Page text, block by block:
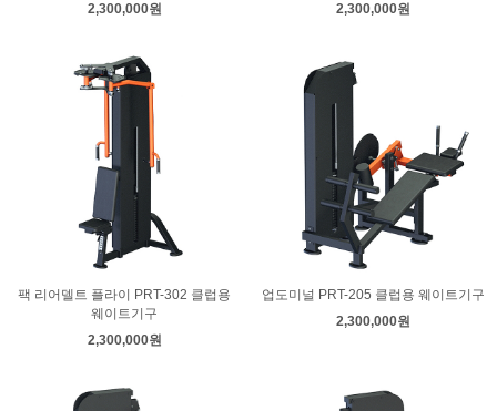
2,300,000원
2,300,000원
팩 리어델트 플라이 PRT-302 클럽용
웨이트기구
2,300,000원
업도미널 PRT-205 클럽용 웨이트기구
2,300,000원